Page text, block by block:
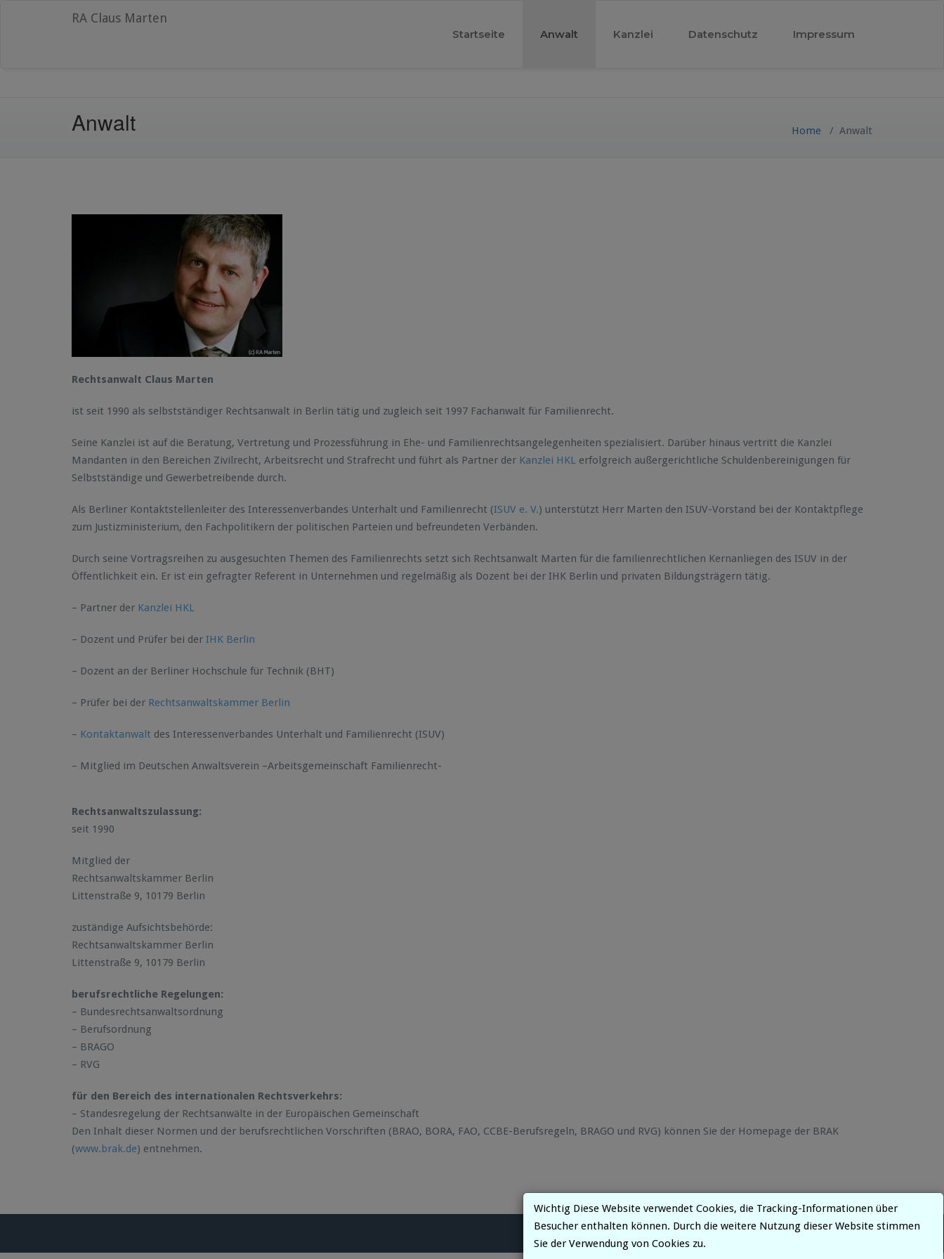
RA Claus Marten
Startseite Anwalt Kanzlei Datenschutz Impressum
Anwalt Home / Anwalt
Rechtsanwalt Claus Marten
ist seit 1990 als selbstständiger Rechtsanwalt in Berlin tätig und zugleich seit 1997 Fachanwalt für Familienrecht.
Seine Kanzlei ist auf die Beratung, Vertretung und Prozessführung in Ehe- und Familienrechtsangelegenheiten spezialisiert. Darüber hinaus vertritt die Kanzlei
Mandanten in den Bereichen Zivilrecht, Arbeitsrecht und Strafrecht und führt als Partner der Kanzlei HKL erfolgreich außergerichtliche Schuldenbereinigungen für
Selbstständige und Gewerbetreibende durch.
Als Berliner Kontaktstellenleiter des Interessenverbandes Unterhalt und Familienrecht (ISUV e. V.) unterstützt Herr Marten den ISUV-Vorstand bei der Kontaktpflege
zum Justizministerium, den Fachpolitikern der politischen Parteien und befreundeten Verbänden.
Durch seine Vortragsreihen zu ausgesuchten Themen des Familienrechts setzt sich Rechtsanwalt Marten für die familienrechtlichen Kernanliegen des ISUV in der
Öffentlichkeit ein. Er ist ein gefragter Referent in Unternehmen und regelmäßig als Dozent bei der IHK Berlin und privaten Bildungsträgern tätig.
– Partner der Kanzlei HKL
– Dozent und Prüfer bei der IHK Berlin
– Dozent an der Berliner Hochschule für Technik (BHT)
– Prüfer bei der Rechtsanwaltskammer Berlin
– Kontaktanwalt des Interessenverbandes Unterhalt und Familienrecht (ISUV)
– Mitglied im Deutschen Anwaltsverein –Arbeitsgemeinschaft Familienrecht-
Rechtsanwaltszulassung:
seit 1990
Mitglied der
Rechtsanwaltskammer Berlin
Littenstraße 9, 10179 Berlin
zuständige Aufsichtsbehörde:
Rechtsanwaltskammer Berlin
Littenstraße 9, 10179 Berlin
berufsrechtliche Regelungen:
– Bundesrechtsanwaltsordnung
– Berufsordnung
– BRAGO
– RVG
für den Bereich des internationalen Rechtsverkehrs:
– Standesregelung der Rechtsanwälte in der Europäischen Gemeinschaft
Den Inhalt dieser Normen und der berufsrechtlichen Vorschriften (BRAO, BORA, FAO, CCBE-Berufsregeln, BRAGO und RVG) können Sie der Homepage der BRAK
(www.brak.de) entnehmen.
Wichtig Diese Website verwendet Cookies, die Tracking-Informationen über
Besucher enthalten können. Durch die weitere Nutzung dieser Website stimmen
Sie der Verwendung von Cookies zu.